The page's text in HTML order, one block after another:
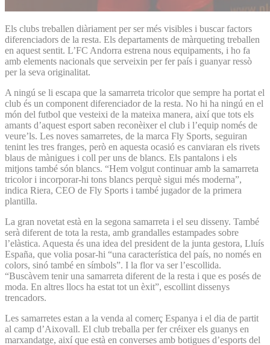
Els clubs treballen diàriament per ser més visibles i buscar factors
diferenciadors de la resta. Els departaments de màrqueting treballen
en aquest sentit. L’FC Andorra estrena nous equipaments, i ho fa
amb elements nacionals que serveixin per fer país i guanyar ressò
per la seva originalitat.
A ningú se li escapa que la samarreta tricolor que sempre ha portat el
club és un component diferenciador de la resta. No hi ha ningú en el
món del futbol que vesteixi de la mateixa manera, així que tots els
amants d’aquest esport saben reconèixer el club i l’equip només de
veure’ls. Les noves samarretes, de la marca Fly Sports, seguiran
tenint les tres franges, però en aquesta ocasió es canviaran els rivets
blaus de mànigues i coll per uns de blancs. Els pantalons i els
mitjons també són blancs. “Hem volgut continuar amb la samarreta
tricolor i incorporar-hi tons blancs perquè sigui més moderna”,
indica Riera, CEO de Fly Sports i també jugador de la primera
plantilla.
La gran novetat està en la segona samarreta i el seu disseny. També
serà diferent de tota la resta, amb grandalles estampades sobre
l’elàstica. Aquesta és una idea del president de la junta gestora, Lluís
España, que volia posar-hi “una característica del país, no només en
colors, sinó també en símbols”. I la flor va ser l’escollida.
“Buscàvem tenir una samarreta diferent de la resta i que es posés de
moda. En altres llocs ha estat tot un èxit”, escollint dissenys
trencadors.
Les samarretes estan a la venda al comerç Espanya i el dia de partit
al camp d’Aixovall. El club treballa per fer créixer els guanys en
marxandatge, així que està en converses amb botigues d’esports del